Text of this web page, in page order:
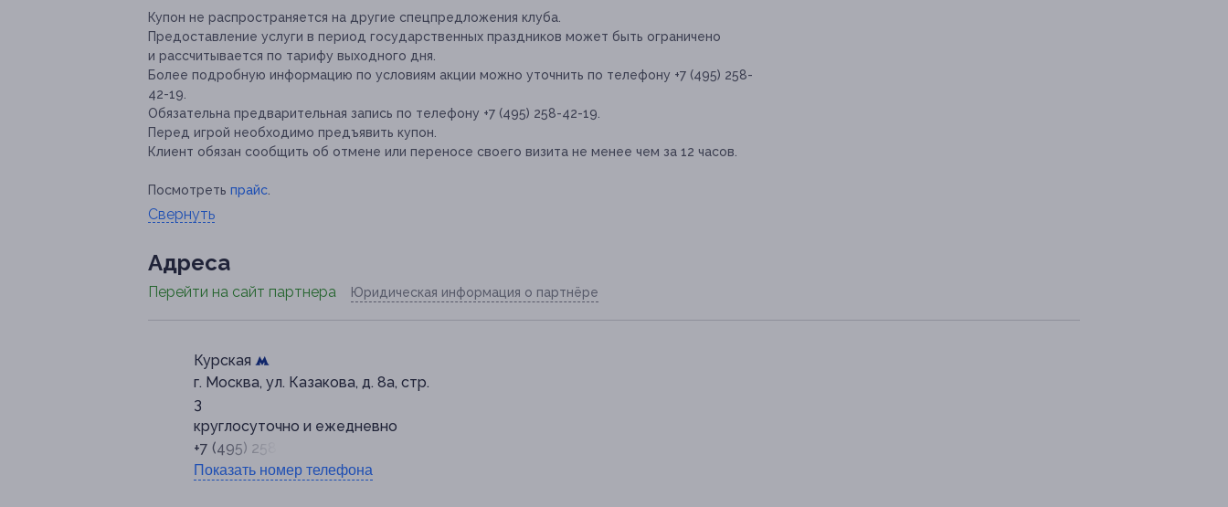
Купон не распространяется на другие спецпредложения клуба.
Предоставление услуги в период государственных праздников может быть ограничено
и рассчитывается по тарифу выходного дня.
Более подробную информацию по условиям акции можно уточнить по телефону +7 (495) 258-
42-19.
Обязательна предварительная запись по телефону +7 (495) 258-42-19.
Перед игрой необходимо предъявить купон.
Клиент обязан сообщить об отмене или переносе своего визита не менее чем за 12 часов.
Посмотреть прайс
Свернуть
Адресa
Перейти на сайт партнера Юридическая информация о партнёре
Курская
г. Москва, ул. Казакова, д. 8а, стр.
3
круглосуточно и ежедневно
+7 (495) 258-42-19
Показать номер телефона